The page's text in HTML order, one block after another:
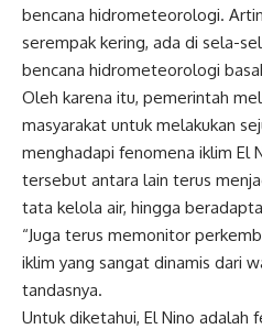
bencana hidrometeorologi.
serempak kering, ada di sela-
bencana hidrometeorologi
Oleh karena itu, pemerintah
masyarakat untuk melakukan
menghadapi fenomena iklim El
tersebut antara lain terus
tata kelola air, hingga
“Juga terus memonitor
iklim yang sangat dinamis dari
tandasnya.
Untuk diketahui, El Nino adalah